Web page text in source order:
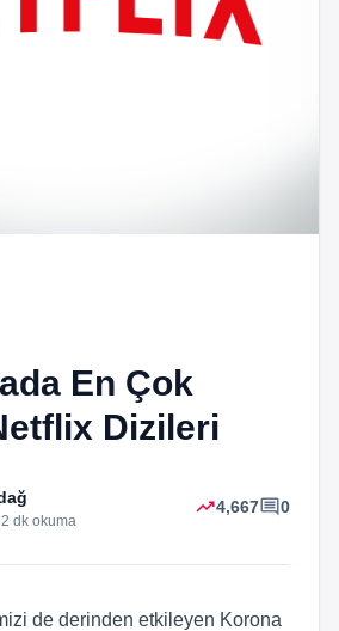
En Çok
Dizileri
dk okuma
trending_up4,667comment0
de derinden etkileyen Korona